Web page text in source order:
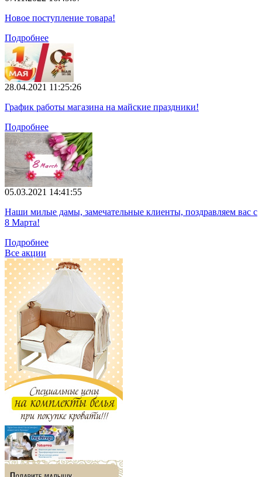
Новое поступление товара!
Подробнее
28.04.2021 11:25:26
График работы магазина на майские праздники!
Подробнее
05.03.2021 14:41:55
Наши милые дамы, замечательные клиенты, поздравляем вас с
8 Марта!
Подробнее
Все акции